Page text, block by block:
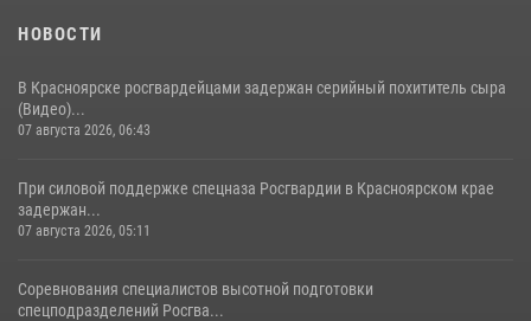
НОВОСТИ
В Красноярске росгвардейцами задержан серийный похититель сыра
(Видео)...
07 августа 2026, 06:43
При силовой поддержке спецназа Росгвардии в Красноярском крае
задержан...
07 августа 2026, 05:11
Соревнования специалистов высотной подготовки
спецподразделений Росгва...